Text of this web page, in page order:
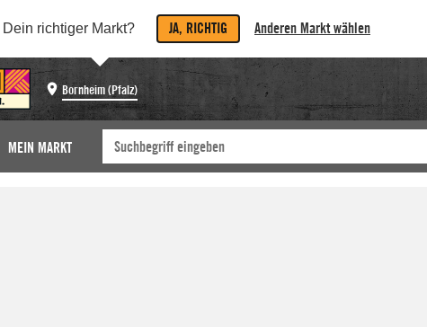
Dein richtiger Markt? JA, RICHTIG Anderen Markt wählen
Bornheim (Pfalz)
MEIN MARKT